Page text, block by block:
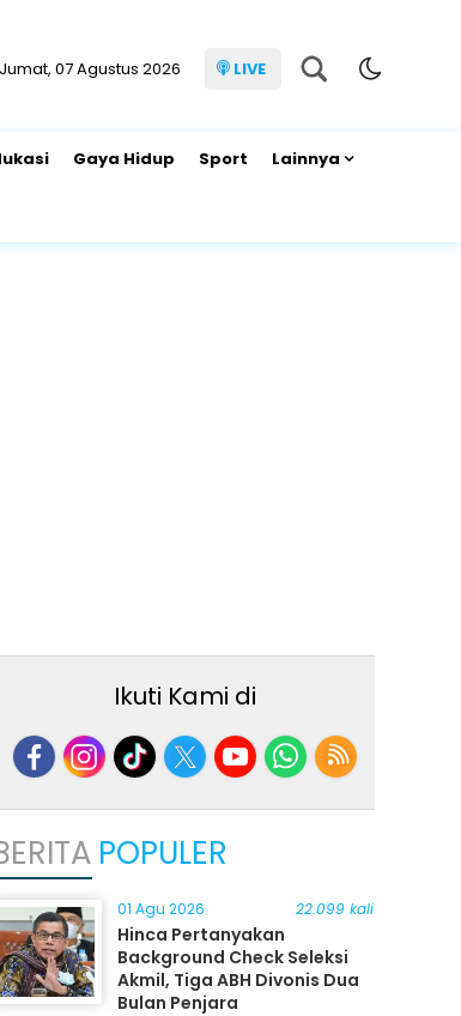
Jumat, 07 Agustus 2026 LIVE
Gaya Hidup Sport Lainnya
Ikuti Kami di
POPULER
01 Agu 2026 22.099 kali
Hinca Pertanyakan
Background Check Seleksi
Akmil, Tiga ABH Divonis Dua
Bulan Penjara